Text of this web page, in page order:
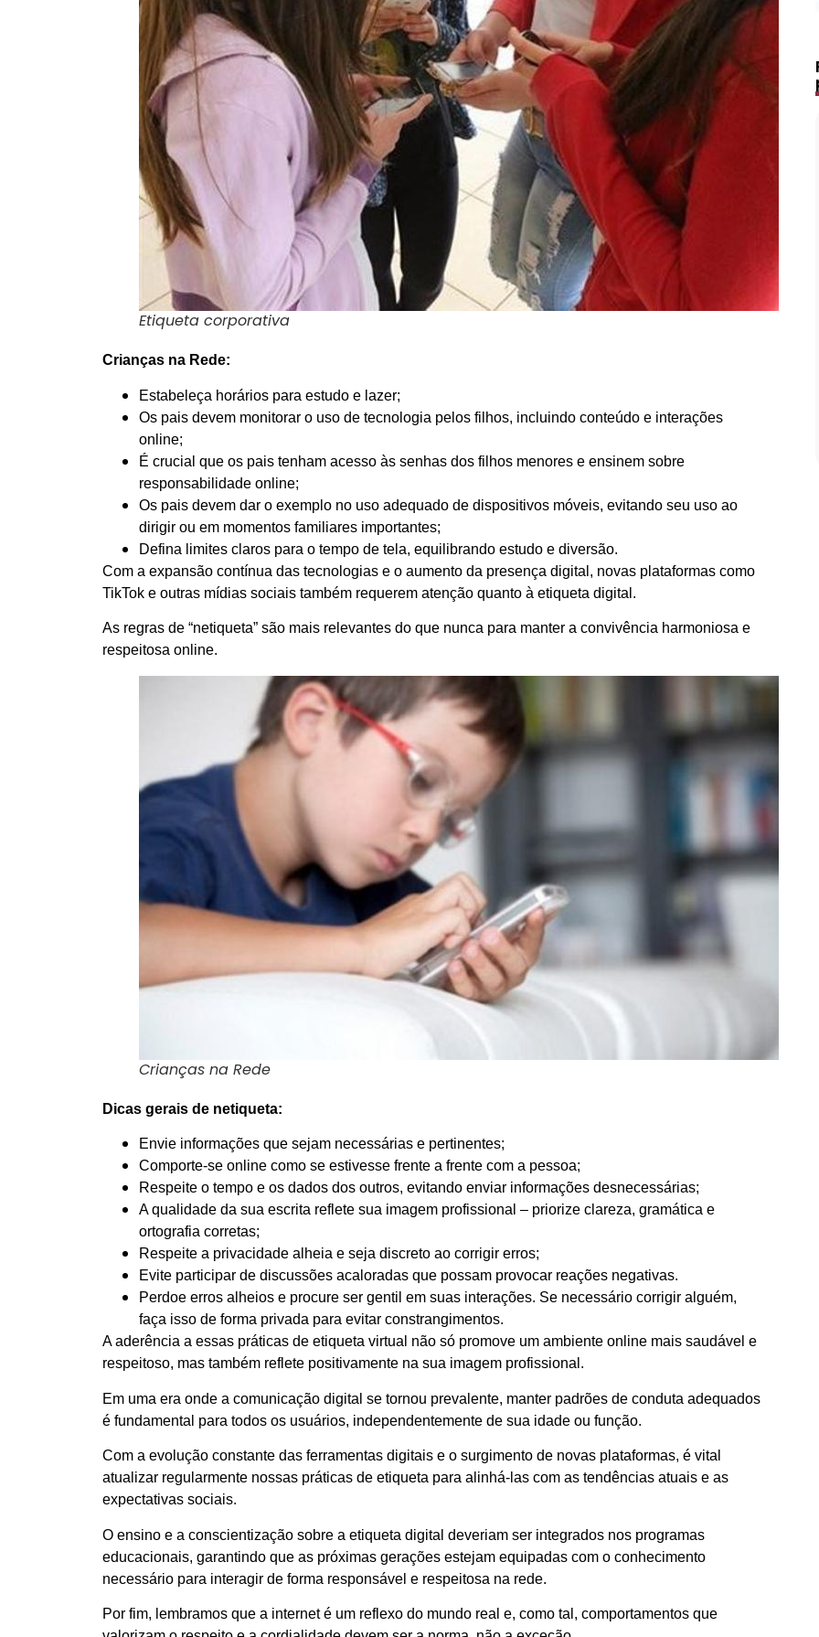
Etiqueta corporativa
Crianças na Rede:
Estabeleça horários para estudo e lazer;
Os pais devem monitorar o uso de tecnologia pelos filhos, incluindo conteúdo e interações
online;
É crucial que os pais tenham acesso às senhas dos filhos menores e ensinem sobre
responsabilidade online;
Os pais devem dar o exemplo no uso adequado de dispositivos móveis, evitando seu uso ao
dirigir ou em momentos familiares importantes;
Defina limites claros para o tempo de tela, equilibrando estudo e diversão.
Com a expansão contínua das tecnologias e o aumento da presença digital, novas plataformas como
TikTok e outras mídias sociais também requerem atenção quanto à etiqueta digital.
As regras de “netiqueta” são mais relevantes do que nunca para manter a convivência harmoniosa e
respeitosa online.
Crianças na Rede
Dicas gerais de netiqueta:
Envie informações que sejam necessárias e pertinentes;
Comporte-se online como se estivesse frente a frente com a pessoa;
Respeite o tempo e os dados dos outros, evitando enviar informações desnecessárias;
A qualidade da sua escrita reflete sua imagem profissional – priorize clareza, gramática e
ortografia corretas;
Respeite a privacidade alheia e seja discreto ao corrigir erros;
Evite participar de discussões acaloradas que possam provocar reações negativas.
Perdoe erros alheios e procure ser gentil em suas interações. Se necessário corrigir alguém,
faça isso de forma privada para evitar constrangimentos.
A aderência a essas práticas de etiqueta virtual não só promove um ambiente online mais saudável e
respeitoso, mas também reflete positivamente na sua imagem profissional.
Em uma era onde a comunicação digital se tornou prevalente, manter padrões de conduta adequados
é fundamental para todos os usuários, independentemente de sua idade ou função.
Com a evolução constante das ferramentas digitais e o surgimento de novas plataformas, é vital
atualizar regularmente nossas práticas de etiqueta para alinhá-las com as tendências atuais e as
expectativas sociais.
O ensino e a conscientização sobre a etiqueta digital deveriam ser integrados nos programas
educacionais, garantindo que as próximas gerações estejam equipadas com o conhecimento
necessário para interagir de forma responsável e respeitosa na rede.
Por fim, lembramos que a internet é um reflexo do mundo real e, como tal, comportamentos que
Prova D’água de 5 Cores – Longa
Duração